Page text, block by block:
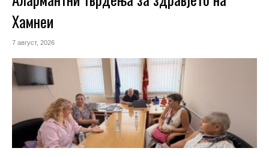
Хамнеи
7 август, 2026